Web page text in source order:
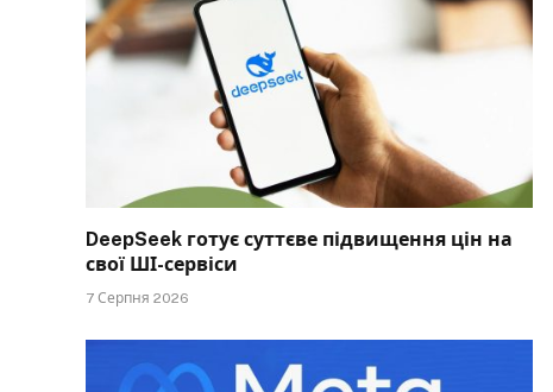
DeepSeek готує суттєве підвищення цін на
свої ШІ-сервіси
7 Серпня 2026